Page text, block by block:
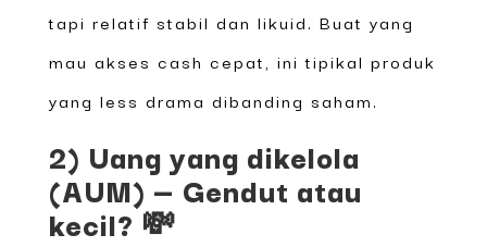
tapi relatif stabil dan likuid. Buat yang
mau akses cash cepat, ini tipikal produk
yang less drama dibanding saham.
2) Uang yang dikelola
(AUM) — Gendut atau
kecil? 💸